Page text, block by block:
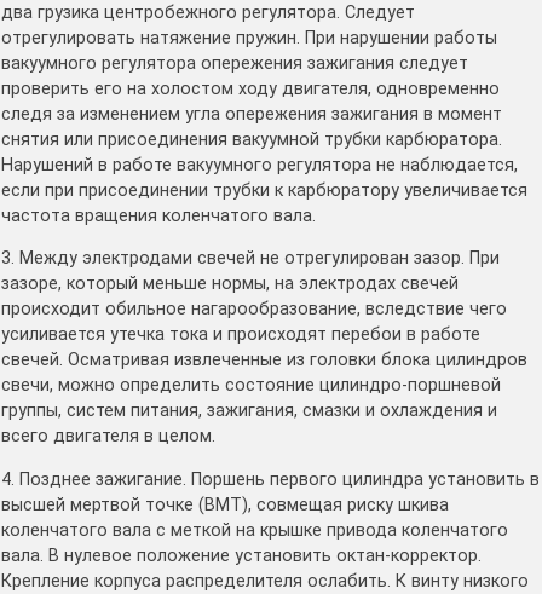
два грузика центробежного регулятора. Следует
отрегулировать натяжение пружин. При нарушении работы
вакуумного регулятора опережения зажигания следует
проверить его на холостом ходу двигателя, одновременно
следя за изменением угла опережения зажигания в момент
снятия или присоединения вакуумной трубки карбюратора.
Нарушений в работе вакуумного регулятора не наблюдается,
если при присоединении трубки к карбюратору увеличивается
частота вращения коленчатого вала.
3. Между электродами свечей не отрегулирован зазор. При
зазоре, который меньше нормы, на электродах свечей
происходит обильное нагарообразование, вследствие чего
усиливается утечка тока и происходят перебои в работе
свечей. Осматривая извлеченные из головки блока цилиндров
свечи, можно определить состояние цилиндро-поршневой
группы, систем питания, зажигания, смазки и охлаждения и
всего двигателя в целом.
4. Позднее зажигание. Поршень первого цилиндра установить в
высшей мертвой точке (ВМТ), совмещая риску шкива
коленчатого вала с меткой на крышке привода коленчатого
вала. В нулевое положение установить октан-корректор.
Крепление корпуса распределителя ослабить. К винту низкого